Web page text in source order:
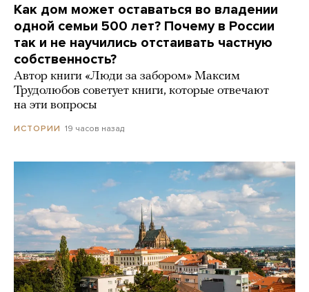
Как дом может оставаться во владении
одной семьи 500 лет? Почему в России
так и не научились отстаивать частную
собственность?
Автор книги «Люди за забором» Максим
Трудолюбов советует книги, которые отвечают
на эти вопросы
ИСТОРИИ 19 часов назад